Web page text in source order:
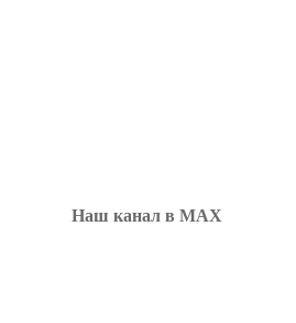
Наш канал в MAX